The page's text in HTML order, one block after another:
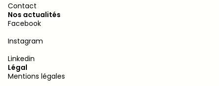
Contact
Nos actualités
Facebook
Instagram
Linkedin
Légal
Mentions légales